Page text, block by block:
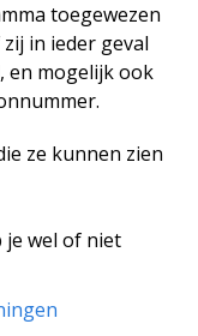
toegewezen
in ieder geval
en mogelijk ook
ze kunnen zien
je wel of niet